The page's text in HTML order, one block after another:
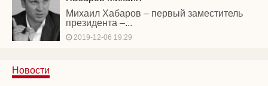
Михаил Хабаров – первый заместитель
президента –...
2019-12-06 19:29
Новости